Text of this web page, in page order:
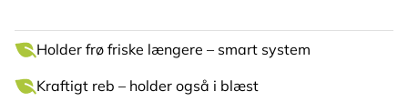
Holder frø friske længere – smart system
Kraftigt reb – holder også i blæst